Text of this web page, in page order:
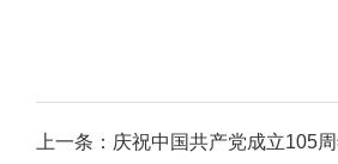
上一条： 庆祝中国共产党成立105